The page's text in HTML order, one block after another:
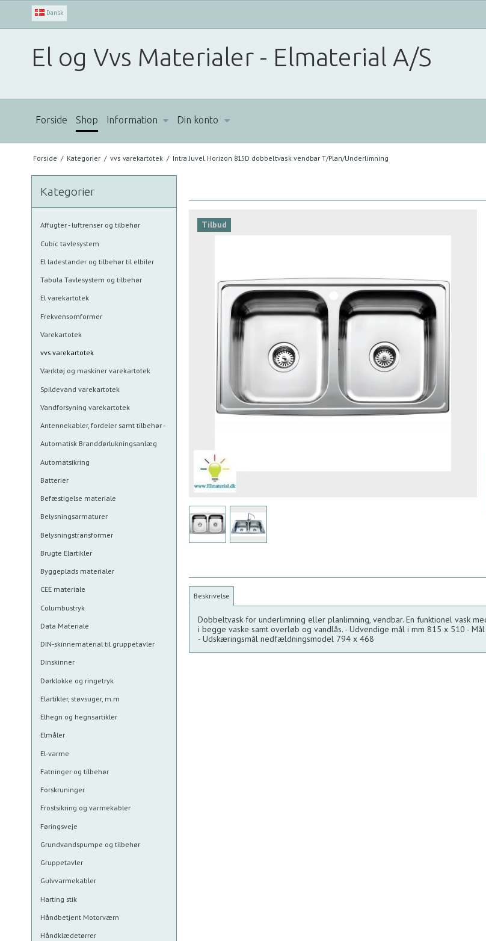
Dansk
El og Vvs Materialer - Elmaterial A/S
Forside Shop Information Din konto
Forside / Kategorier / vvs varekartotek / Intra Juvel Horizon 815D dobbeltvask vendbar T/Plan/Underlimning
Kategorier
Affugter - luftrenser og tilbehør
Cubic tavlesystem
El ladestander og tilbehør til elbiler
Tabula Tavlesystem og tilbehør
El varekartotek
Frekvensomformer
Varekartotek
vvs varekartotek
Værktøj og maskiner varekartotek
Spildevand varekartotek
Vandforsyning varekartotek
Antennekabler, fordeler samt tilbehør -
Automatisk Branddørlukningsanlæg
Automatsikring
Batterier
Befæstigelse materiale
Belysningsarmaturer
Belysningstransformer
Brugte Elartikler
Byggeplads materialer
CEE materiale
Columbustryk
Data Materiale
DIN-skinnematerial til gruppetavler
Dinskinner
Dørklokke og ringetryk
Elartikler, støvsuger, m.m
Elhegn og hegnsartikler
Elmåler
El-varme
Fatninger og tilbehør
Forskruninger
Frostsikring og varmekabler
Føringsveje
Grundvandspumpe og tilbehør
Gruppetavler
Gulvvarmekabler
Harting stik
Håndbetjent Motorværn
Håndklædetørrer
Tilbud
Beskrivelse
Dobbeltvask for underlimning eller planlimning, vendbar. En funktionel vask
i begge vaske samt overløb og vandlås. - Udvendige mål i mm 815 x 510 -
- Udskæringsmål nedfældningsmodel 794 x 468